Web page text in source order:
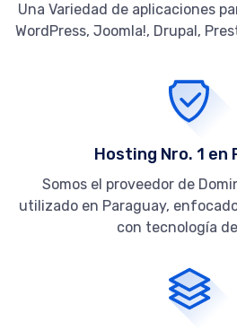
Una Variedad de aplicaciones
WordPress, Joomla!, Drupal,
Hosting Nro. 1 en
Somos el proveedor de
utilizado en Paraguay,
con tecnología